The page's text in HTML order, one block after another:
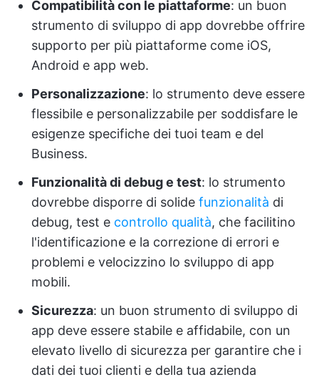
Compatibilità con le piattaforme: un buon
strumento di sviluppo di app dovrebbe offrire
supporto per più piattaforme come iOS,
Android e app web.
Personalizzazione: lo strumento deve essere
flessibile e personalizzabile per soddisfare le
esigenze specifiche dei tuoi team e del
Business.
Funzionalità di debug e test: lo strumento
dovrebbe disporre di solide funzionalità di
debug, test e controllo qualità, che facilitino
l'identificazione e la correzione di errori e
problemi e velocizzino lo sviluppo di app
mobili.
Sicurezza: un buon strumento di sviluppo di
app deve essere stabile e affidabile, con un
elevato livello di sicurezza per garantire che i
dati dei tuoi clienti e della tua azienda